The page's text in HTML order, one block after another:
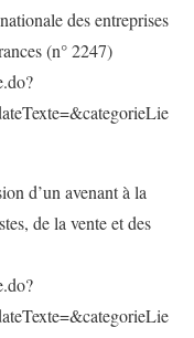
des entreprises
(n° 2247)
d’un avenant à la
de la vente et des